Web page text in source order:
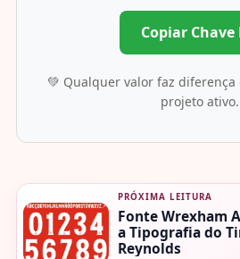
Copiar Chave
💚 Qualquer valor faz
projeto ativo.
PRÓXIMA LEITURA
Fonte Wrexham
a Tipografia do
Reynolds